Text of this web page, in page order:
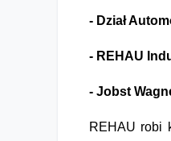
- Dział
- REHAU
- Jobst
REHAU robi